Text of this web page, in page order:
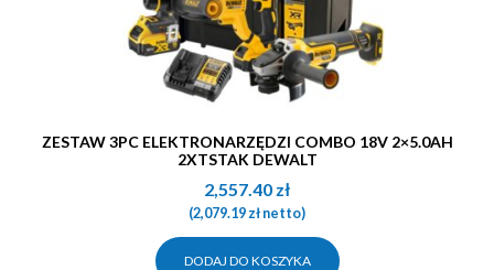
ZESTAW 3PC ELEKTRONARZĘDZI COMBO 18V 2×5.0AH
2XTSTAK DEWALT
2,557.40 zł
(2,079.19złnetto)
DODAJ DO KOSZYKA